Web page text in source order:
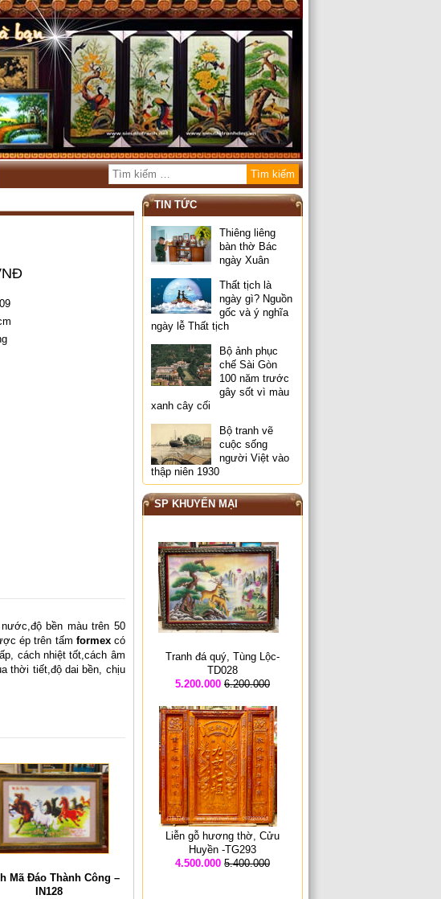
bền màu trên 50
ép trên tấm formexcó
cách nhiệt tốt,cách âm
thời tiết,độ dai bền, chịu
Mã Đáo Thành Công –
IN128
TIN TỨC
Thiêng liêng
bàn thờ Bác
ngày Xuân
Thất tịch là
ngày gì? Nguồn
gốc và ý nghĩa
ngày lễ Thất tịch
Bộ ảnh phục
chế Sài Gòn
100 năm trước
gây sốt vì màu
xanh cây cối
Bộ tranh vẽ
cuộc sống
người Việt vào
thập niên 1930
SP KHUYẾN MẠI
Tranh đá quý, Tùng Lộc-
TD028
5.200.000 6.200.000
Liễn gỗ hương thờ, Cửu
Huyền -TG293
4.500.000 5.400.000